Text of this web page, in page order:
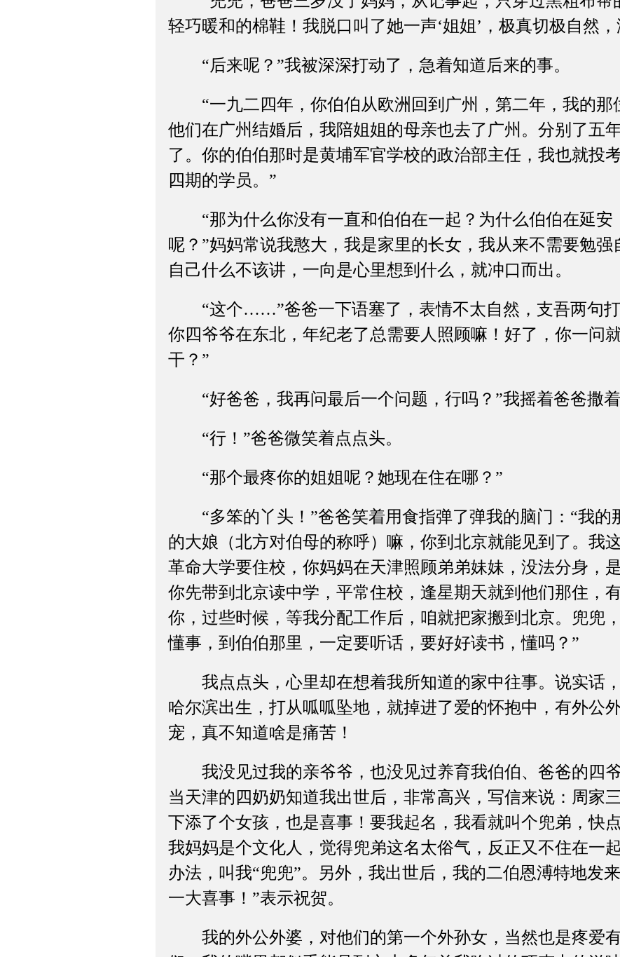
轻巧暖和的棉鞋！我脱口叫了她一声‘姐姐’，极真切极自然
“后来呢？”我被深深打动了，急着知道后来的事。
“一九二四年，你伯伯从欧洲回到广州，第二年，我的那
他们在广州结婚后，我陪姐姐的母亲也去了广州。分别了五
了。你的伯伯那时是黄埔军官学校的政治部主任，我也就投
四期的学员。”
“那为什么你没有一直和伯伯在一起？为什么伯伯在延安
呢？”妈妈常说我憨大，我是家里的长女，我从来不需要勉强
自己什么不该讲，一向是心里想到什么，就冲口而出。
“这个……”爸爸一下语塞了，表情不太自然，支吾两句打
你四爷爷在东北，年纪老了总需要人照顾嘛！好了，你一问
干？”
“好爸爸，我再问最后一个问题，行吗？”我摇着爸爸撒着
“行！”爸爸微笑着点点头。
“那个最疼你的姐姐呢？她现在住在哪？”
“多笨的丫头！”爸爸笑着用食指弹了弹我的脑门：“我的
的大娘（北方对伯母的称呼）嘛，你到北京就能见到了。我
革命大学要住校，你妈妈在天津照顾弟弟妹妹，没法分身，
你先带到北京读中学，平常住校，逢星期天就到他们那住，
你，过些时候，等我分配工作后，咱就把家搬到北京。兜兜
懂事，到伯伯那里，一定要听话，要好好读书，懂吗？”
我点点头，心里却在想着我所知道的家中往事。说实话
哈尔滨出生，打从呱呱坠地，就掉进了爱的怀抱中，有外公
宠，真不知道啥是痛苦！
我没见过我的亲爷爷，也没见过养育我伯伯、爸爸的四爷
当天津的四奶奶知道我出世后，非常高兴，写信来说：周家
下添了个女孩，也是喜事！要我起名，我看就叫个兜弟，快
我妈妈是个文化人，觉得兜弟这名太俗气，反正又不住在一
办法，叫我“兜兜”。另外，我出世后，我的二伯恩溥特地发
一大喜事！”表示祝贺。
我的外公外婆，对他们的第一个外孙女，当然也是疼爱